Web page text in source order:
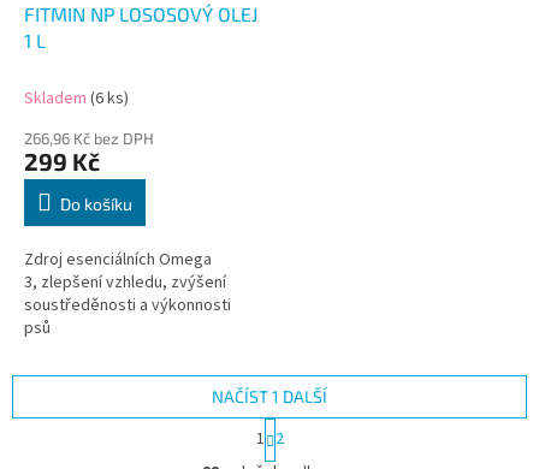
FITMIN NP LOSOSOVÝ OLEJ
1 L
Skladem (6 ks)
266,96 Kč bez DPH
299 Kč
Do košíku
Zdroj esenciálních Omega
3, zlepšení vzhledu, zvýšení
soustředěnosti a výkonnosti
psů
O
NAČÍST 1 DALŠÍ
S
t
1 2